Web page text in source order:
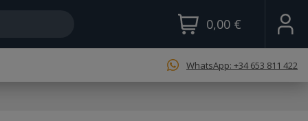
0,00 €
WhatsApp: +34 653 811 422